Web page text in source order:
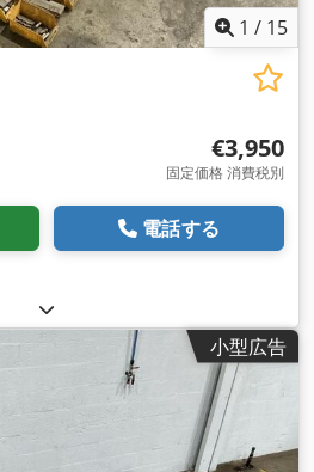
1 / 15
€3,950
固定価格 消費税別
電話する
小型広告